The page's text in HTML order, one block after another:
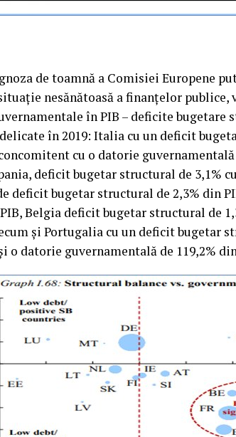
de toamnă a Comisiei Europene
nesănătoasă a finanţelor
în PIB – deficite bugetare
în 2019: Italia cu un deficit
cu o datorie guvernamentală
deficit bugetar structural de 3,1%
deficit bugetar structural de 2,3% din
Belgia deficit bugetar structural de
şi Portugalia cu un deficit bugetar
o datorie guvernamentală de 119,2%